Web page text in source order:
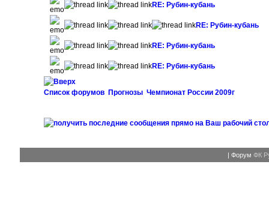
RE: Рубин-кубань
RE: Рубин-кубань
RE: Рубин-кубань
RE: Рубин-кубань
Список форумов Прогнозы Чемпионат России 2009г
| Форум ФК